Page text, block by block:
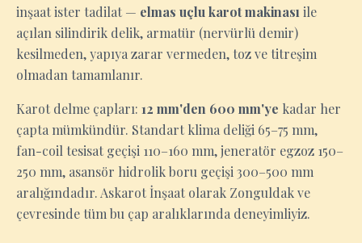
inşaat ister tadilat — elmas uçlu karot makinası ile
açılan silindirik delik, armatür (nervürlü demir)
kesilmeden, yapıya zarar vermeden, toz ve titreşim
olmadan tamamlanır.
Karot delme çapları: 12 mm'den 600 mm'ye kadar her
çapta mümkündür. Standart klima deliği 65–75 mm,
fan-coil tesisat geçişi 110–160 mm, jeneratör egzoz 150–
250 mm, asansör hidrolik boru geçişi 300–500 mm
aralığındadır. Askarot İnşaat olarak Zonguldak ve
çevresinde tüm bu çap aralıklarında deneyimliyiz.